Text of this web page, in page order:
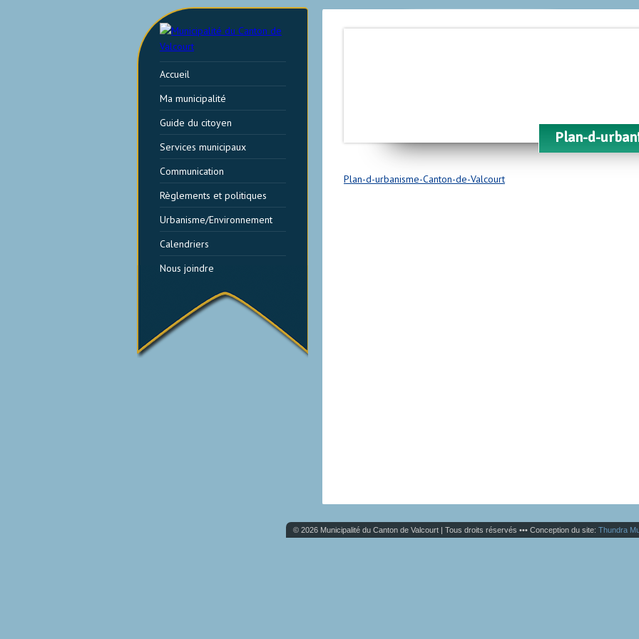
Plan-d-
Plan-d-urbanisme-Canton-de-Valcourt
Accueil
Ma municipalité
Guide du citoyen
Services municipaux
Communication
Règlements et politiques
Urbanisme/Environnement
Calendriers
Nous joindre
© 2026 Municipalité du Canton de Valcourt | Tous droits réservés ••• Conception du site: Thundra